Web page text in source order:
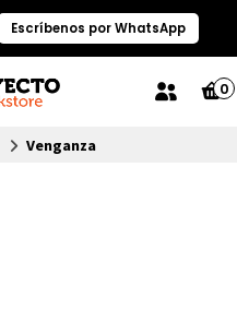
Escríbenos por WhatsApp
0
Venganza